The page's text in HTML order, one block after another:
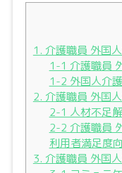
1. 介護職員 外国
1-1 介護職員
1-2 外国人介
2. 介護職員 外国
2-1 人材不足
2-2 介護職員
利用者満足度
3. 介護職員 外国